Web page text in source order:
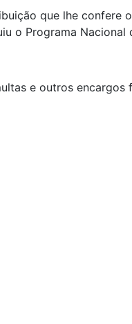
que lhe
o Programa Nacional
e outros encargos